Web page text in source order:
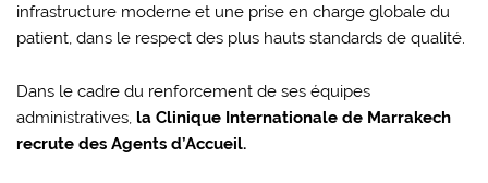
infrastructure moderne et une prise en charge globale du
patient, dans le respect des plus hauts standards de qualité.
Dans le cadre du renforcement de ses équipes
administratives, la Clinique Internationale de Marrakech
recrute des Agents d’Accueil.